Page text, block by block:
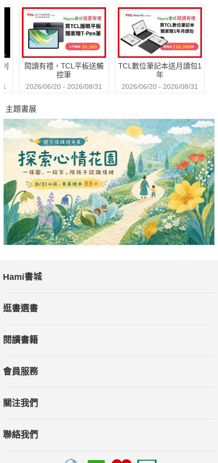
閱讀有禮，TCL平板送觸
控筆
2026/06/20 - 2026/08/31
TCL數位筆記本送月讀包1
年
2026/06/20 - 2026/08/31
主題書展
Hami書城
逛書選書
閱讀書籍
會員服務
關注我們
聯絡我們